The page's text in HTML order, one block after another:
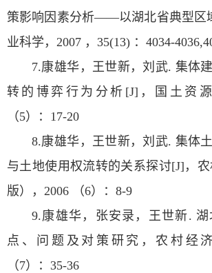
策影响因素分析——以湖北省典型区
业科学，2007 ，35(13) ：4034-
7.康雄华，王世新，刘武. 集体
转的博弈行为分析[J]，国土资
（5）：17-20
8.康雄华，王世新，刘武. 集体
与土地使用权流转的关系探讨[J]，
版），2006 （6）：8-9
9.康雄华，张安录，王世新.
点、问题及对策研究，农村经
（7）：35-36